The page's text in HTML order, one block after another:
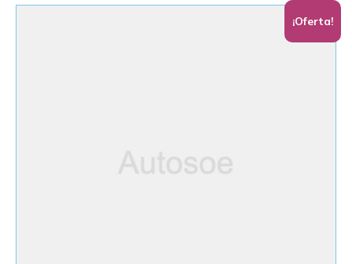
¡Oferta!